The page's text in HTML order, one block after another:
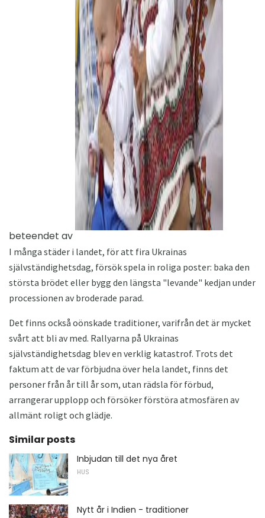
beteendet av
ad
I många städer i landet, för att fira Ukrainas
självständighetsdag, försök spela in roliga poster: baka den
största brödet eller bygg den längsta "levande" kedjan under
processionen av broderade parad.
Det finns också oönskade traditioner, varifrån det är mycket
svårt att bli av med. Rallyarna på Ukrainas
självständighetsdag blev en verklig katastrof. Trots det
faktum att de var förbjudna över hela landet, finns det
personer från år till år som, utan rädsla för förbud,
arrangerar upplopp och försöker förstöra atmosfären av
allmänt roligt och glädje.
Similar posts
Inbjudan till det nya året
HUS
Nytt år i Indien - traditioner